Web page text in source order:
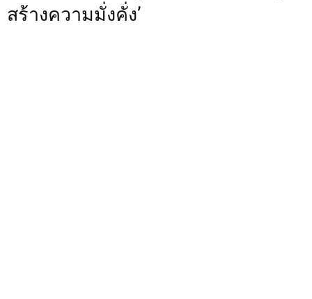
สร้างความมั่งคั่ง’